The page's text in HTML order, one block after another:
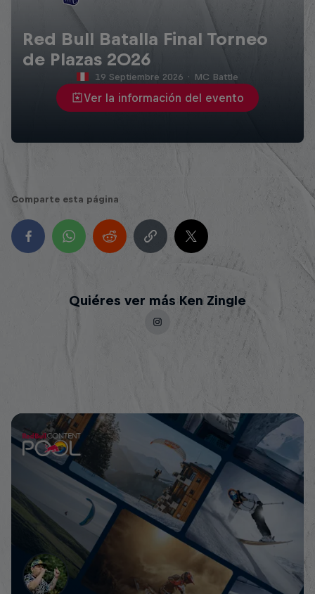
Red Bull Batalla Final Torneo
de Plazas 2026
Ver la información del evento
19 Septiembre 2026 · MC Battle
Comparte esta página
Quiéres ver más Ken Zingle